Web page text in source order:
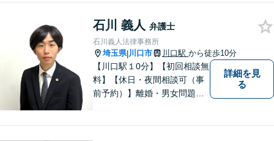
石川 義人 弁護士
石川義人法律事務所
埼玉県|川口市 川口駅 から徒歩10分
【川口駅１0分】【初回相談無
料】【休日・夜間相談可（事
前予約）】離婚・男女問題、
詳細を見
る